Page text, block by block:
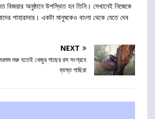
বিজয়ার অনুষ্ঠানে উপস্থিত হন তিনি। সেখানেই নিজেকে
পাহারাদার। একটা মানুষকেও বাংলা থেকে যেতে দেব
NEXT
শুরু হতেই খেজুর গাছের রস সংগ্রহে
ব্যস্ত গাছিরা